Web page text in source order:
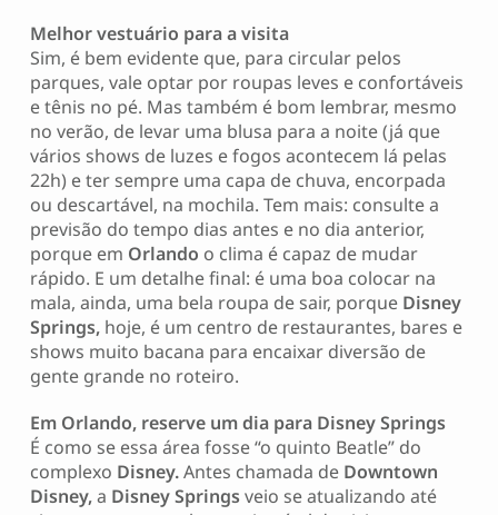
Melhor vestuário para a visita
Sim, é bem evidente que, para circular pelos
parques, vale optar por roupas leves e confortáveis
e tênis no pé. Mas também é bom lembrar, mesmo
no verão, de levar uma blusa para a noite (já que
vários shows de luzes e fogos acontecem lá pelas
22h) e ter sempre uma capa de chuva, encorpada
ou descartável, na mochila. Tem mais: consulte a
previsão do tempo dias antes e no dia anterior,
porque em Orlando o clima é capaz de mudar
rápido. E um detalhe final: é uma boa colocar na
mala, ainda, uma bela roupa de sair, porque Disney
Springs,hoje, é um centro de restaurantes, bares e
shows muito bacana para encaixar diversão de
gente grande no roteiro.
Em Orlando, reserve um dia para Disney Springs
É como se essa área fosse “o quinto Beatle” do
complexo Disney.Antes chamada de Downtown
Disney,a Disney Springsveio se atualizando até